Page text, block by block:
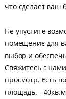
что сделает
Не упустите
помещение для
выбор и
Свяжитесь с
просмотр. Есть
площадь. -